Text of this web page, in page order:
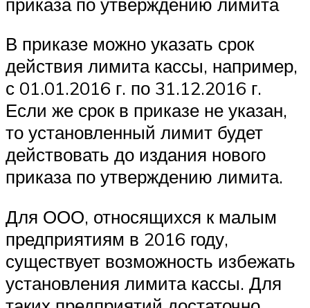
В приказе можно указать срок
действия лимита кассы, например,
с 01.01.2016 г. по 31.12.2016 г.
Если же срок в приказе не указан,
то установленный лимит будет
действовать до издания нового
приказа по утверждению лимита.
Для ООО, относящихся к малым
предприятиям в 2016 году,
существует возможность избежать
установления лимита кассы. Для